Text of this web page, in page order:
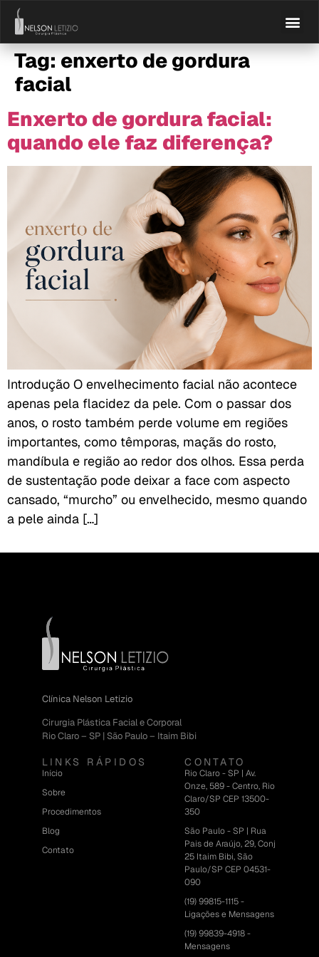
Tag:enxerto de gordura
facial
Enxerto de gordura facial:
quando ele faz diferença?
Introdução O envelhecimento facial não acontece
apenas pela flacidez da pele. Com o passar dos
anos, o rosto também perde volume em regiões
importantes, como têmporas, maçãs do rosto,
mandíbula e região ao redor dos olhos. Essa perda
de sustentação pode deixar a face com aspecto
cansado, “murcho” ou envelhecido, mesmo quando
a pele ainda […]
Clínica Nelson Letizio
Cirurgia Plástica Facial e Corporal
Rio Claro – SP | São Paulo – Itaim Bibi
LINKS RÁPIDOS
Início
Sobre
Procedimentos
Blog
Contato
CONTATO
Rio Claro - SP | Av.
Onze, 589 - Centro, Rio
Claro/SP CEP 13500-
350
São Paulo - SP | Rua
Pais de Araújo, 29, Conj
25 Itaim Bibi, São
Paulo/SP CEP 04531-
090
(19) 99815-1115 -
Ligações e Mensagens
(19) 99839-4918 -
Mensagens